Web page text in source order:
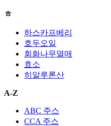
ㅎ
하스카프베리
호두오일
회화나무열매
효소
히알루론산
A-Z
ABC 주스
CCA 주스